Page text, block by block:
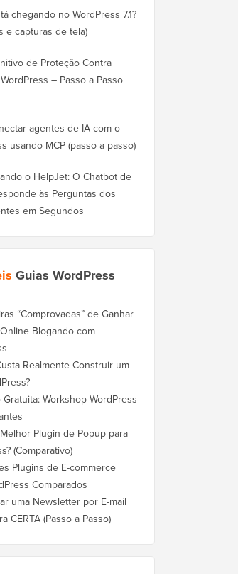
chegando no WordPress 7.1?
e capturas de tela)
de Proteção Contra
– Passo a Passo
agentes de IA com o
usando MCP (passo a passo)
o HelpJet: O Chatbot de
às Perguntas dos
em Segundos
Guias WordPress
“Comprovadas” de Ganhar
Blogando com
Realmente Construir um
Gratuita: Workshop WordPress
Plugin de Popup para
(Comparativo)
Plugins de E-commerce
Comparados
uma Newsletter por E-mail
CERTA (Passo a Passo)